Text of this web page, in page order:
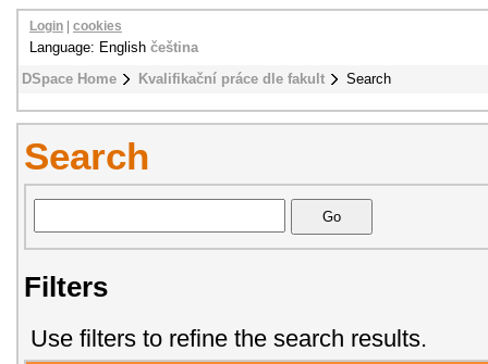
DSpace Home Kvalifikační práce dle fakult Search
Login cookies
Language: English čeština
Search
Filters
Use filters to refine the search results.